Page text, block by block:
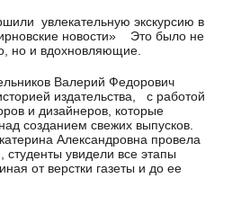
увлекательную экскурсию в
новости» Это было не
но и вдохновляющие.
Валерий Федорович
издательства, с работой
и дизайнеров, которые
созданием свежих выпусков.
Александровна провела
студенты увидели все этапы
от верстки газеты и до ее